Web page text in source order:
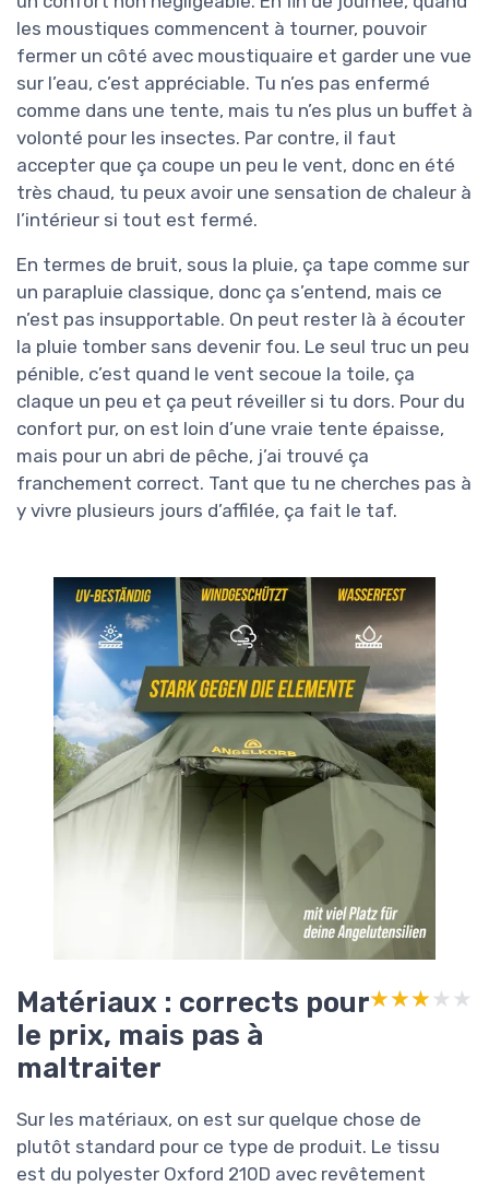
les moustiques commencent à tourner, pouvoir
fermer un côté avec moustiquaire et garder une vue
sur l’eau, c’est appréciable. Tu n’es pas enfermé
comme dans une tente, mais tu n’es plus un buffet à
volonté pour les insectes. Par contre, il faut
accepter que ça coupe un peu le vent, donc en été
très chaud, tu peux avoir une sensation de chaleur à
l’intérieur si tout est fermé.
En termes de bruit, sous la pluie, ça tape comme sur
un parapluie classique, donc ça s’entend, mais ce
n’est pas insupportable. On peut rester là à écouter
la pluie tomber sans devenir fou. Le seul truc un peu
pénible, c’est quand le vent secoue la toile, ça
claque un peu et ça peut réveiller si tu dors. Pour du
confort pur, on est loin d’une vraie tente épaisse,
mais pour un abri de pêche, j’ai trouvé ça
franchement correct. Tant que tu ne cherches pas à
y vivre plusieurs jours d’affilée, ça fait le taf.
Matériaux : corrects pour
le prix, mais pas à
maltraiter
★★★★★
★★★★★
Sur les matériaux, on est sur quelque chose de
plutôt standard pour ce type de produit. Le tissu
est du polyester Oxford 210D avec revêtement